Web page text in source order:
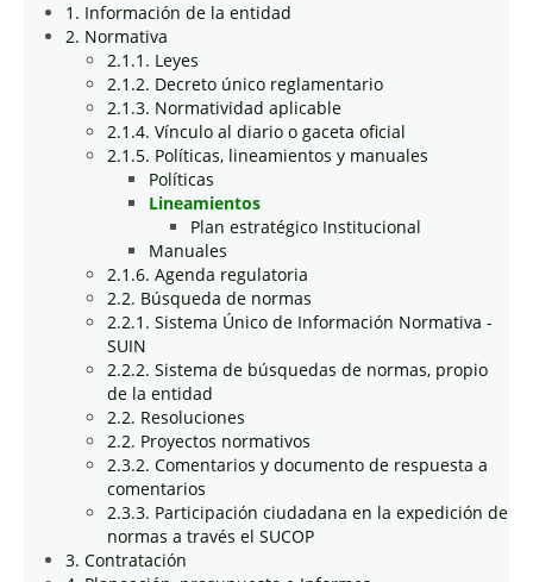
1. Información de la entidad
2. Normativa
2.1.1. Leyes
2.1.2. Decreto único reglamentario
2.1.3. Normatividad aplicable
2.1.4. Vínculo al diario o gaceta oficial
2.1.5. Políticas, lineamientos y manuales
Políticas
Lineamientos
Plan estratégico Institucional
Manuales
2.1.6. Agenda regulatoria
2.2. Búsqueda de normas
2.2.1. Sistema Único de Información Normativa -
SUIN
2.2.2. Sistema de búsquedas de normas, propio
de la entidad
2.2. Resoluciones
2.2. Proyectos normativos
2.3.2. Comentarios y documento de respuesta a
comentarios
2.3.3. Participación ciudadana en la expedición de
normas a través el SUCOP
3. Contratación